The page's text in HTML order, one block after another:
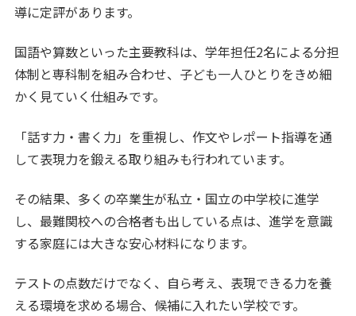
導に定評があります。
国語や算数といった主要教科は、学年担任2名による分担
体制と専科制を組み合わせ、子ども一人ひとりをきめ細
かく見ていく仕組みです。
「話す力・書く力」を重視し、作文やレポート指導を通
して表現力を鍛える取り組みも行われています。
その結果、多くの卒業生が私立・国立の中学校に進学
し、最難関校への合格者も出している点は、進学を意識
する家庭には大きな安心材料になります。
テストの点数だけでなく、自ら考え、表現できる力を養
える環境を求める場合、候補に入れたい学校です。